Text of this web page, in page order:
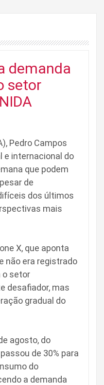
demanda
setor
Pedro Campos
e internacional do
que podem
de
dos últimos
mais
X, que aponta
não era registrado
o setor
desafiador, mas
gradual do
agosto, do
de 30% para
do
a demanda